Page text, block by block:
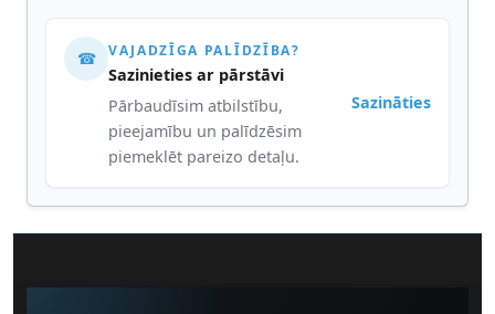
☎ VAJADZĪGA PALĪDZĪBA?
Sazinieties ar pārstāvi
Pārbaudīsim atbilstību,
pieejamību un palīdzēsim
piemeklēt pareizo detaļu.
Sazināties